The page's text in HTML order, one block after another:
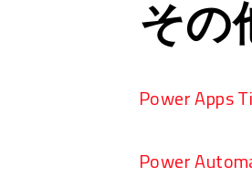
その
Power Apps
Power